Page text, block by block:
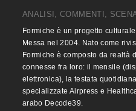
ANALISI, COMMENTI,
Formiche è un progetto
Messa nel 2004. Nato come
Formiche è composto da realtà
connesse fra loro: il mensile
elettronica), la testata
specializzate Airpress e
arabo Decode39.